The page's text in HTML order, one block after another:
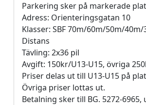
Parkering sker på markerade
Adress: Orienteringsgatan 10
Klasser: SBF 70m/60m/50m/
Distans
Tävling: 2x36 pil
Avgift: 150kr/U13-U15, övriga
Priser delas ut till U13-U15 på
Övriga priser lottas ut.
Betalning sker till BG. 5272-